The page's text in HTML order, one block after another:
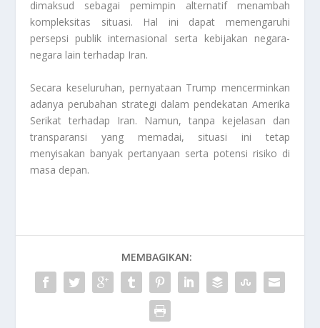
dimaksud sebagai pemimpin alternatif menambah
kompleksitas situasi. Hal ini dapat memengaruhi
persepsi publik internasional serta kebijakan negara-
negara lain terhadap Iran.
Secara keseluruhan, pernyataan Trump mencerminkan
adanya perubahan strategi dalam pendekatan Amerika
Serikat terhadap Iran. Namun, tanpa kejelasan dan
transparansi yang memadai, situasi ini tetap
menyisakan banyak pertanyaan serta potensi risiko di
masa depan.
MEMBAGIKAN: